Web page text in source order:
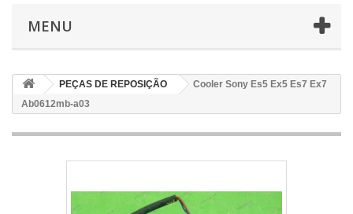
MENU
PEÇAS DE REPOSIÇÃO
Cooler Sony Es5 Ex5 Es7 Ex7
Ab0612mb-a03